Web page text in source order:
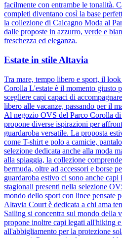
facilmente con entrambe le tonalità.
completi diventano così la base
la collezione di Calcagno Moda al
dalle proposte in azzurro, verde e
freschezza ed eleganza.
Estate in stile Altavia
Tra mare, tempo libero e sport, il
Corolla L'estate è il momento giusto
scegliere capi capaci di
libero alle vacanze, passando per il
Al negozio OVS del Parco Corolla
propone diverse ispirazioni per
guardaroba versatile. La proposta
come T-shirt e polo a camicie,
selezione dedicata anche alla moda
alla spiaggia, la collezione
bermuda, oltre ad accessori e borse
guardaroba estivo ci sono anche
stagionali presenti nella selezione
mondo dello sport con linee pensate
Altavia Court è dedicata a chi ama
Sailing si concentra sul mondo della
propone inoltre capi legati all'hiking
all'abbigliamento per la protezione